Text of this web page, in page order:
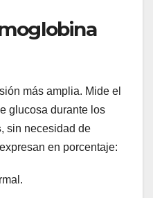
más amplia. Mide el
glucosa durante los
, sin necesidad de
en porcentaje: